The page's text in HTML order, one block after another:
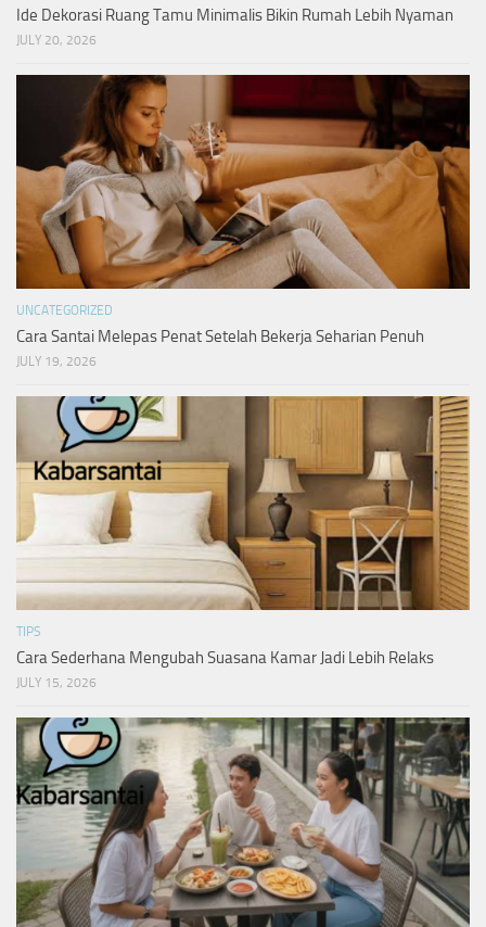
Ide Dekorasi Ruang Tamu Minimalis Bikin Rumah Lebih Nyaman
JULY 20, 2026
UNCATEGORIZED
Cara Santai Melepas Penat Setelah Bekerja Seharian Penuh
JULY 19, 2026
TIPS
Cara Sederhana Mengubah Suasana Kamar Jadi Lebih Relaks
JULY 15, 2026